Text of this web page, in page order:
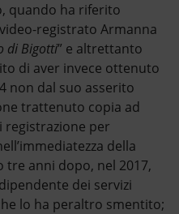
quando ha riferito
registrato Armanna
di Bigotti” e altrettanto
di aver invece ottenuto
non dal suo asserito
trattenuto copia ad
registrazione per
della
tre anni dopo, nel 2017,
dei servizi
lo ha peraltro smentito;